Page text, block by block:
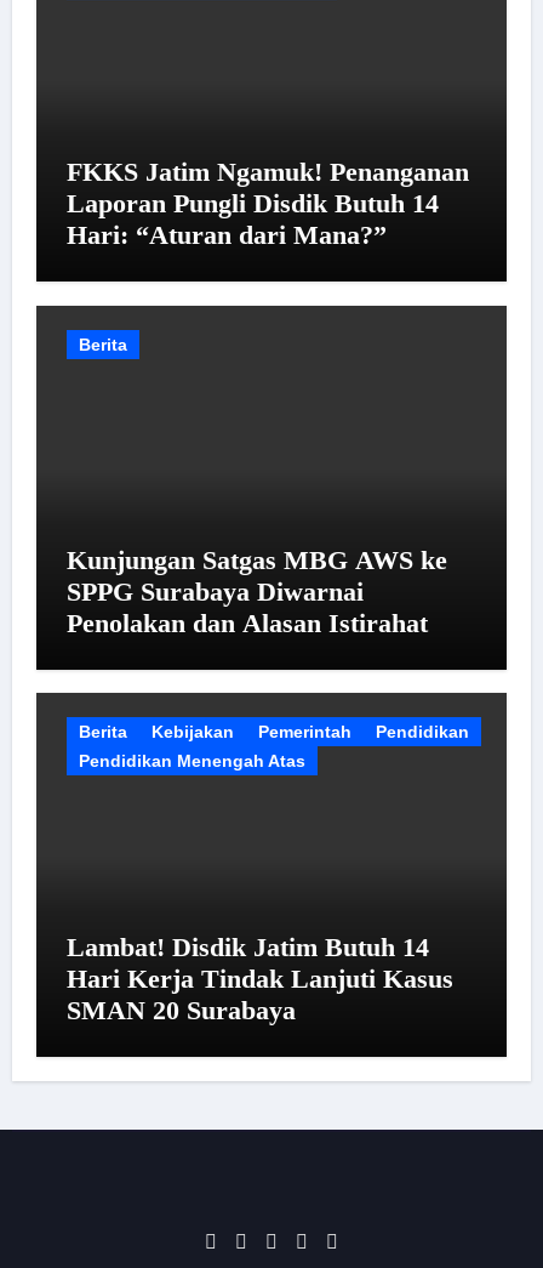
FKKS Jatim Ngamuk! Penanganan
Laporan Pungli Disdik Butuh 14
Hari: “Aturan dari Mana?”
Berita
Kunjungan Satgas MBG AWS ke
SPPG Surabaya Diwarnai
Penolakan dan Alasan Istirahat
Berita Kebijakan Pemerintah
Pendidikan
Pendidikan Menengah Atas
Lambat! Disdik Jatim Butuh 14
Hari Kerja Tindak Lanjuti Kasus
SMAN 20 Surabaya